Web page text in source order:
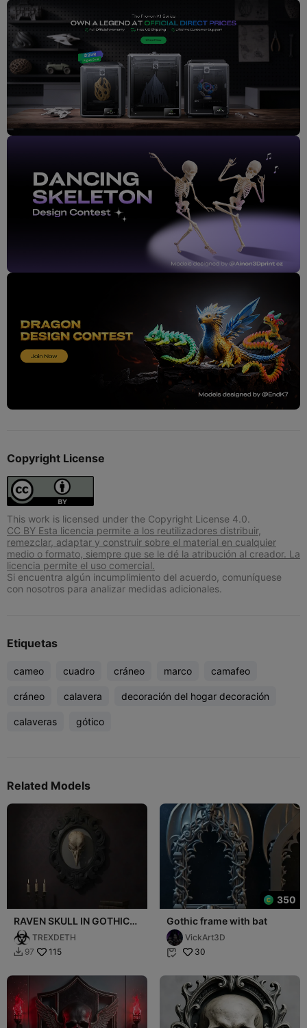
Copyright License
This work is licensed under the Copyright License 4.0.
CC BY Esta licencia permite a los reutilizadores distribuir,
remezclar, adaptar y construir sobre el material en cualquier
medio o formato, siempre que se le dé la atribución al creador. La
licencia permite el uso comercial.
Si encuentra algún incumplimiento del acuerdo, comuníquese
con nosotros para analizar medidas adicionales.
Etiquetas
cameo cuadro cráneo marco camafeo
cráneo calavera decoración del hogar decoración
calaveras gótico
Related Models
RAVEN SKULL IN GOTHIC
FRAMETREXDETH
 97 115
350
Gothic frame with bat
VickArt3D
 30